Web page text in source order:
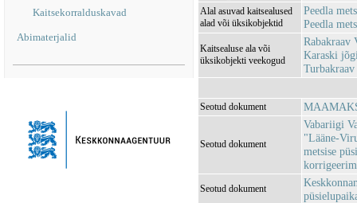
Kaitsekorralduskavad
Abimaterjalid
Alal asuvad kaitsealused
alad või üksikobjektid
Peedla
Peedla
Kaitsealuse ala või
üksikobjekti veekogud
Rabakraav
Karaski
Seotud dokument
Seotud dokument
Vabariigi
"Lääne-
metsise
Seotud dokument